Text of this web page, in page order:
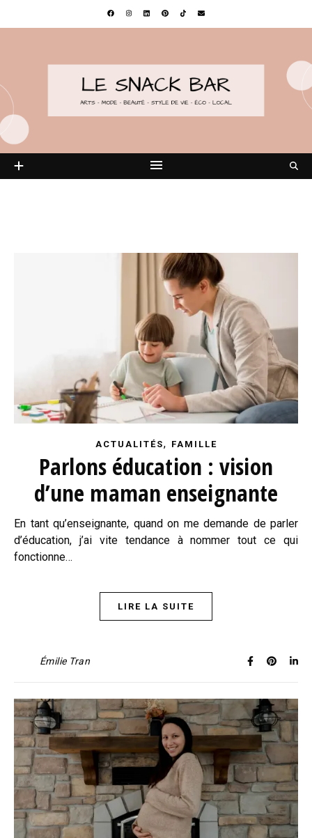
ACTUALITÉS, FAMILLE
Parlons éducation : vision
d’une maman enseignante
En tant qu’enseignante, quand on me demande de parler
d’éducation, j’ai vite tendance à nommer tout ce qui
fonctionne…
LIRE LA SUITE
Émilie Tran